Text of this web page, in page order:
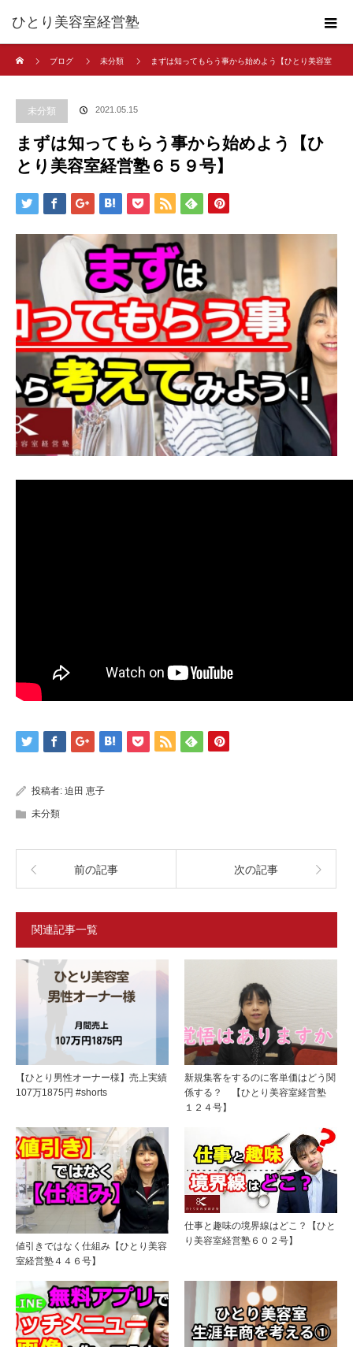
ひとり美容室経営塾
ブログ
未分類 まずは知ってもらう事から始めよう【ひとり美容室
未分類 2021.05.15
まずは知ってもらう事から始めよう【ひ
とり美容室経営塾６５９号】
投稿者: 迫田 恵子
未分類
前の記事 次の記事
関連記事一覧
【ひとり男性オーナー様】売上実績
107万1875円 #shorts
新規集客をするのに客単価はどう関
係する？ 【ひとり美容室経営塾
１２４号】
値引きではなく仕組み【ひとり美容
室経営塾４４６号】
仕事と趣味の境界線はどこ？【ひと
り美容室経営塾６０２号】